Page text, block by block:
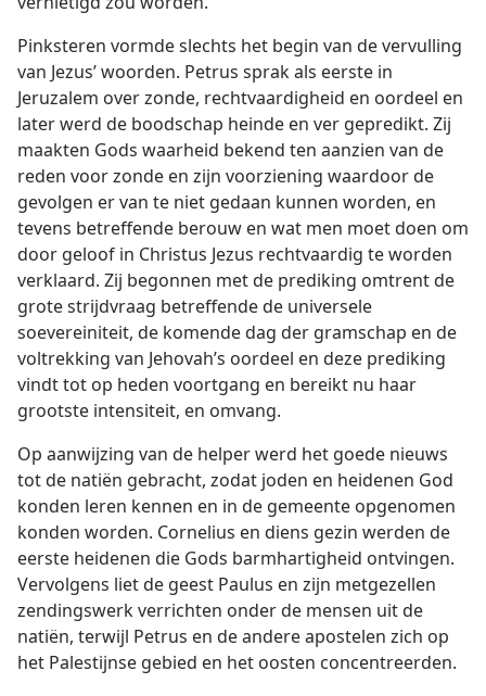
Pinksteren vormde slechts het begin van de vervulling
van Jezus’ woorden. Petrus sprak als eerste in
Jeruzalem over zonde, rechtvaardigheid en oordeel en
later werd de boodschap heinde en ver gepredikt. Zij
maakten Gods waarheid bekend ten aanzien van de
reden voor zonde en zijn voorziening waardoor de
gevolgen er van te niet gedaan kunnen worden, en
tevens betreffende berouw en wat men moet doen om
door geloof in Christus Jezus rechtvaardig te worden
verklaard. Zij begonnen met de prediking omtrent de
grote strijdvraag betreffende de universele
soevereiniteit, de komende dag der gramschap en de
voltrekking van Jehovah’s oordeel en deze prediking
vindt tot op heden voortgang en bereikt nu haar
grootste intensiteit, en omvang.
Op aanwijzing van de helper werd het goede
nieuws tot de natiën gebracht, zodat joden en
heidenen God konden leren kennen en in de
gemeente opgenomen konden worden. Cornelius en
diens gezin werden de eerste heidenen die Gods
barmhartigheid ontvingen. Vervolgens liet de geest
Paulus en zijn metgezellen zendingswerk verrichten
onder de mensen uit de natiën, terwijl Petrus en de
andere apostelen zich op het Palestijnse gebied en het